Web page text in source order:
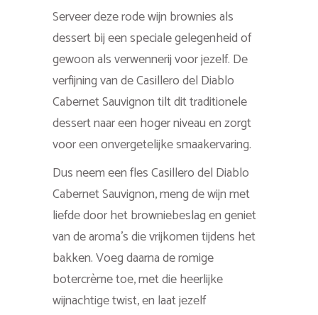
Serveer deze rode wijn brownies als
dessert bij een speciale gelegenheid of
gewoon als verwennerij voor jezelf. De
verfijning van de Casillero del Diablo
Cabernet Sauvignon tilt dit traditionele
dessert naar een hoger niveau en zorgt
voor een onvergetelijke smaakervaring.
Dus neem een fles Casillero del Diablo
Cabernet Sauvignon, meng de wijn met
liefde door het browniebeslag en geniet
van de aroma’s die vrijkomen tijdens het
bakken. Voeg daarna de romige
botercrème toe, met die heerlijke
wijnachtige twist, en laat jezelf